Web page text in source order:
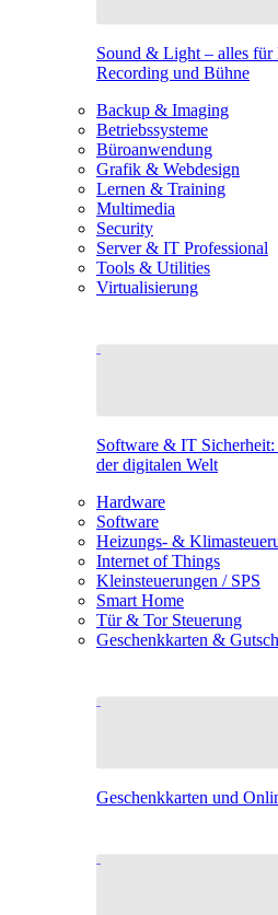
Sound & Light – alles für
Recording und Bühne
Backup & Imaging
Betriebssysteme
Büroanwendung
Grafik & Webdesign
Lernen & Training
Multimedia
Security
Server & IT Professional
Tools & Utilities
Virtualisierung
Software & IT
der digitalen Welt
Hardware
Software
Heizungs- &
Internet of Things
Kleinsteuerungen / SPS
Smart Home
Tür & Tor Steuerung
Geschenkkarten &
Geschenkkarten und